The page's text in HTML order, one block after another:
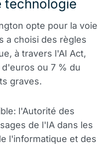
technologie
opte pour la voie
a choisi des règles
à travers l'AI Act,
ou 7 % du
graves.
l'Autorité des
de l'IA dans les
l'informatique et des